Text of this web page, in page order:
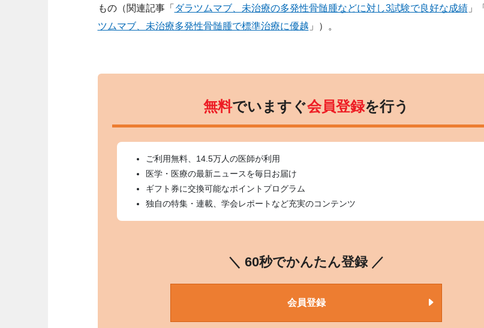
もの（関連記事「 ダラツムマブ、未治療の多発性骨髄腫などに対し3試験で良好な成績」「
ツムマブ、未治療多発性骨髄腫で標準治療に優越 」）。
無料でいますぐ会員登録を行う
ご利用無料、14.5万人の医師が利用
医学・医療の最新ニュースを毎日お届け
ギフト券に交換可能なポイントプログラム
独自の特集・連載、学会レポートなど充実のコンテンツ
＼ 60秒でかんたん登録 ／
会員登録